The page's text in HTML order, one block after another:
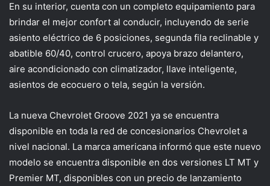
En su interior, cuenta con un completo equipamiento para
brindar el mejor confort al conducir, incluyendo de serie
asiento eléctrico de 6 posiciones, segunda fila reclinable y
abatible 60/40, control crucero, apoya brazo delantero,
aire acondicionado con climatizador, llave inteligente,
asientos de ecocuero o tela, según la versión.
La nueva Chevrolet Groove 2021 ya se encuentra
disponible en toda la red de concesionarios Chevrolet a
nivel nacional. La marca americana informó que este nuevo
modelo se encuentra disponible en dos versiones LT MT y
Premier MT, disponibles con un precio de lanzamiento